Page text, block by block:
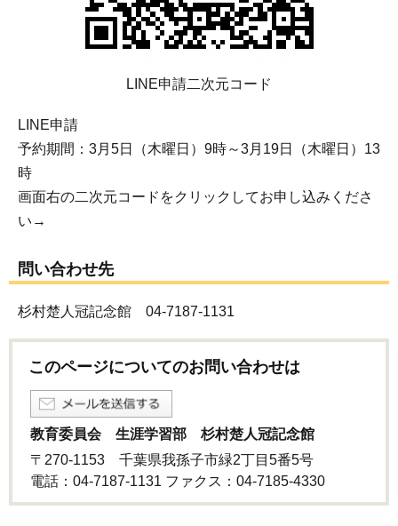
LINE申請二次元コード
LINE申請
予約期間：3月5日（木曜日）9時～3月19日（木曜日）13
時
画面右の二次元コードをクリックしてお申し込みくださ
い→
問い合わせ先
杉村楚人冠記念館 04-7187-1131
このページについてのお問い合わせは
教育委員会 生涯学習部 杉村楚人冠記念館
〒270-1153 千葉県我孫子市緑2丁目5番5号
電話：04-7187-1131 ファクス：04-7185-4330